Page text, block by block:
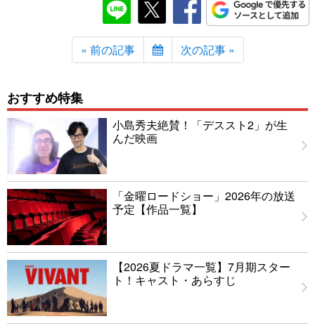
« 前の記事 次の記事 »
おすすめ特集
小島秀夫絶賛！「デススト2」が生
んだ映画
「金曜ロードショー」2026年の放送
予定【作品一覧】
【2026夏ドラマ一覧】7月期スター
ト！キャスト・あらすじ